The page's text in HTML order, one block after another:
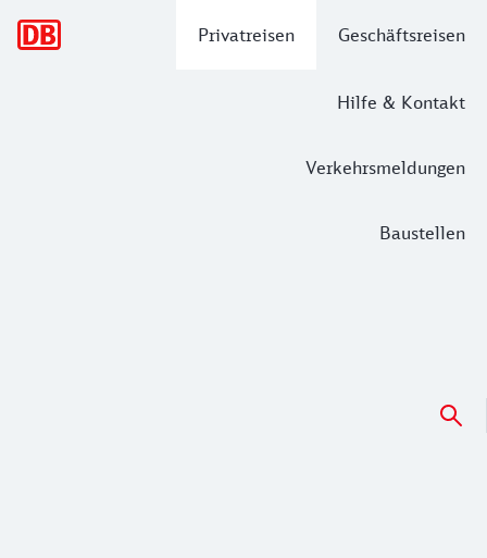
Privatreisen Geschäftsreisen
Hilfe & Kontakt
Verkehrsmeldungen
Baustellen